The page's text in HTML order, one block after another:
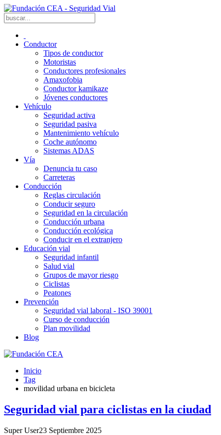
Conductor
Tipos de conductor
Motoristas
Conductores profesionales
Amaxofobia
Conductor kamikaze
Jóvenes conductores
Vehículo
Seguridad activa
Seguridad pasiva
Mantenimiento vehículo
Coche autónomo
Sistemas ADAS
Vía
Denuncia tu caso
Carreteras
Conducción
Reglas circulación
Conducir seguro
Seguridad en la circulación
Conducción urbana
Conducción ecológica
Conducir en el extranjero
Educación vial
Seguridad infantil
Salud vial
Grupos de mayor riesgo
Ciclistas
Peatones
Prevención
Seguridad vial laboral - ISO 39001
Curso de conducción
Plan movilidad
Blog
Inicio
Tag
movilidad urbana en bicicleta
Seguridad vial para ciclistas en la ciudad
Super User23 Septiembre 2025